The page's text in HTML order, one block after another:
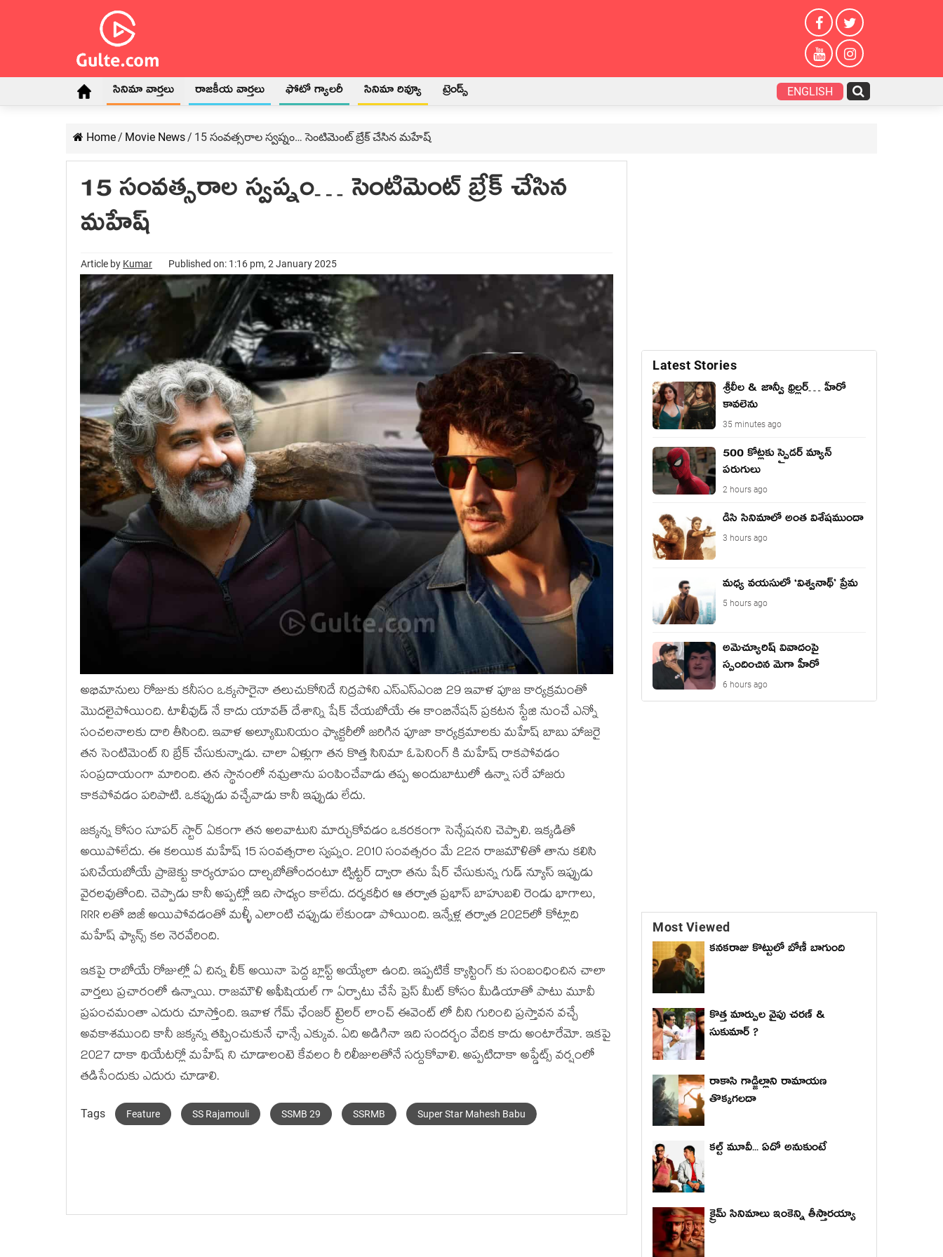
సినిమా వార్తలు రాజకీయ వార్తలు ఫోటో గ్యాలరీ సినిమా రివ్యూ ట్రెండ్స్ ENGLISH
Home/ Movie News/ 15 సంవత్సరాల స్వప్నం… సెంటిమెంట్ బ్రేక్ చేసిన మహేష్
15 సంవత్సరాల స్వప్నం… సెంటిమెంట్ బ్రేక్ చేసిన
మహేష్
Article by Kumar Published on: 1:16 pm, 2 January 2025
అభిమానులు రోజుకు కనీసం ఒక్కసారైనా తలుచుకోనిదే నిద్రపోని ఎస్ఎస్ఎంబి 29 ఇవాళ పూజ కార్యక్రమంతో
మొదలైపోయింది. టాలీవుడ్ నే కాదు యావత్ దేశాన్ని షేక్ చేయబోయే ఈ కాంబినేషన్ ప్రకటన స్టేజి నుంచే ఎన్నో
సంచలనాలకు దారి తీసింది. ఇవాళ అల్యూమినియం ఫ్యాక్టరీలో జరిగిన పూజా కార్యక్రమాలకు మహేష్ బాబు హాజరై
తన సెంటిమెంట్ ని బ్రేక్ చేసుకున్నాడు. చాలా ఏళ్లుగా తన కొత్త సినిమా ఓపెనింగ్ కి మహేష్ రాకపోవడం
సంప్రదాయంగా మారింది. తన స్థానంలో నమ్రతాను పంపించేవాడు తప్ప అందుబాటులో ఉన్నా సరే హాజరు
కాకపోవడం పరిపాటి. ఒకప్పుడు వచ్చేవాడు కానీ ఇప్పుడు లేదు.
జక్కన్న కోసం సూపర్ స్టార్ ఏకంగా తన అలవాటుని మార్చుకోవడం ఒకరకంగా సెన్సేషనని చెప్పాలి. ఇక్కడితో
అయిపోలేదు. ఈ కలయిక మహేష్ 15 సంవత్సరాల స్వప్నం. 2010 సంవత్సరం మే 22న రాజమౌళితో తాను కలిసి
పనిచేయబోయే ప్రాజెక్టు కార్యరూపం దాల్చబోతోందంటూ ట్విట్టర్ ద్వారా తను షేర్ చేసుకున్న గుడ్ న్యూస్ ఇప్పుడు
వైరలవుతోంది. చెప్పాడు కానీ అప్పట్లో ఇది సాధ్యం కాలేదు. దర్శకధీర ఆ తర్వాత ప్రభాస్ బాహుబలి రెండు భాగాలు,
RRR లతో బిజీ అయిపోవడంతో మళ్ళీ ఎలాంటి చప్పుడు లేకుండా పోయింది. ఇన్నేళ్ల తర్వాత 2025లో కోట్లాది
మహేష్ ఫ్యాన్స్ కల నెరవేరింది.
ఇకపై రాబోయే రోజుల్లో ఏ చిన్న లీక్ అయినా పెద్ద బ్లాస్ట్ అయ్యేలా ఉంది. ఇప్పటికే క్యాస్టింగ్ కు సంబంధించిన చాలా
వార్తలు ప్రచారంలో ఉన్నాయి. రాజమౌళి అఫీషియల్ గా ఏర్పాటు చేసే ప్రెస్ మీట్ కోసం మీడియాతో పాటు మూవీ
ప్రపంచమంతా ఎదురు చూస్తోంది. ఇవాళ గేమ్ ఛేంజర్ ట్రైలర్ లాంచ్ ఈవెంట్ లో దీని గురించి ప్రస్తావన వచ్చే
అవకాశముంది కానీ జక్కన్న తప్పించుకునే ఛాన్సే ఎక్కువ. ఏది అడిగినా ఇది సందర్భం వేదిక కాదు అంటారేమో. ఇకపై
2027 దాకా థియేటర్లో మహేష్ ని చూడాలంటె కేవలం రీ రిలీజులతోనే సర్దుకోవాలి. అప్పటిదాకా అప్డేట్స్ వర్షంలో
తడిసేందుకు ఎదురు చూడాలి.
Tags Feature SS Rajamouli SSMB 29 SSRMB Super Star Mahesh Babu
Latest Stories
శ్రీలీల & జాన్వీ థ్రిల్లర్… హీరో
కావలెను
35 minutes ago
500 కోట్లకు స్పైడర్ మ్యాన్
పరుగులు
2 hours ago
డిసి సినిమాలో అంత విశేషముందా
3 hours ago
మధ్య వయసులో ‘విశ్వనాథ్’ ప్రేమ
5 hours ago
అమెచ్యూరిష్ వివాదంపై
స్పందించిన మెగా హీరో
6 hours ago
Most Viewed
కనకరాజు కొట్టులో బోణీ బాగుంది
కొత్త మార్పుల వైపు చరణ్ &
సుకుమార్ ?
రాకాసి గాడ్జిల్లాని రామాయణ
తొక్కగలదా
కల్ట్ మూవీ... ఏదో అనుకుంటే
క్రైమ్ సినిమాలు ఇంకెన్ని తీస్తారయ్యా